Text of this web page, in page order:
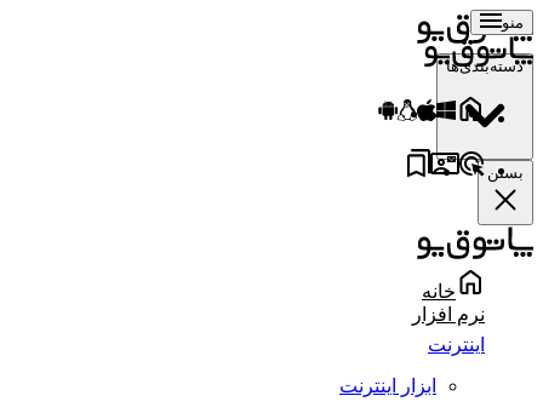
منو
دسته‌بندی‌ها
بستن
خانه
نرم افزار
اینترنت
ابزار اینترنت